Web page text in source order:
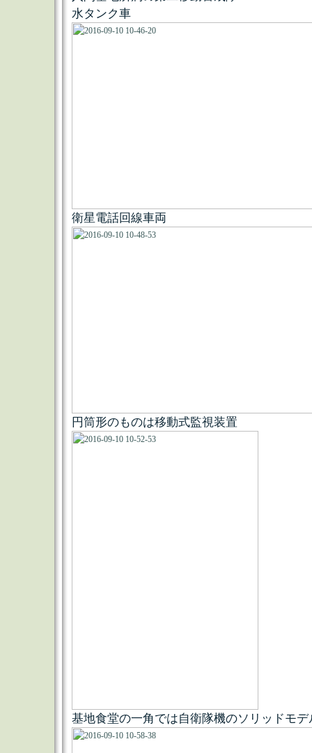
水タンク車
衛星電話回線車両
円筒形のものは移動式監視装置
基地食堂の一角では自衛隊機のソリッドモデ